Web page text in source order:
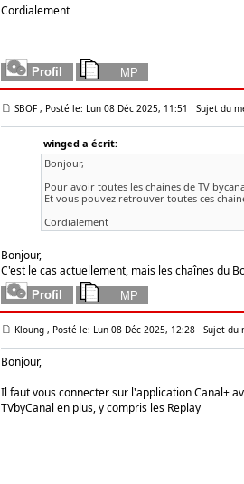
Cordialement
SBOF , Posté le: Lun 08 Déc 2025, 11:51 Sujet du
winged a écrit:
Bonjour,
Pour avoir toutes les chaines de TV
Et vous pouvez retrouver toutes ces
Cordialement
Bonjour,
C'est le cas actuellement, mais les chaînes du
Kloung , Posté le: Lun 08 Déc 2025, 12:28 Sujet du
Bonjour,
Il faut vous connecter sur l'application Canal+
TVbyCanal en plus, y compris les Replay